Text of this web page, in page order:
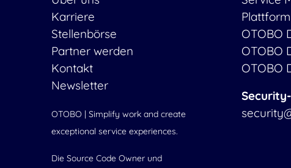
Karriere
Stellenbörse
Partner werden
Kontakt
Newsletter
OTOBO | Simplify work and create
exceptional service experiences.
Die Source Code Owner und
Plattform
OTOBO
OTOBO
OTOBO